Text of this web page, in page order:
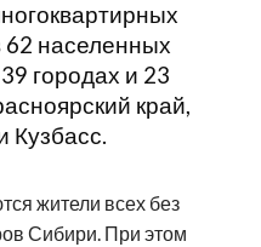
населенных
городах и 23
край,
Кузбасс.
жители всех без
Сибири. При этом